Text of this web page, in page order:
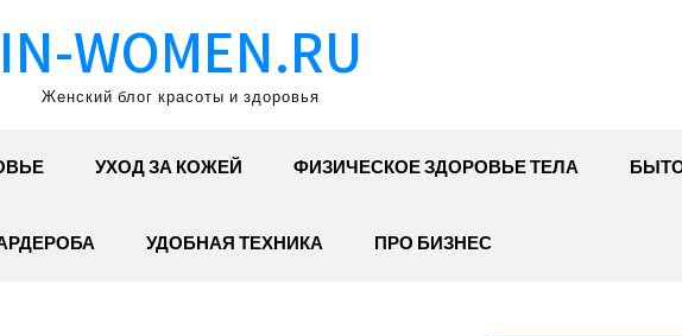
IN-WOMEN.RU
Женский блог красоты и здоровья
УХОД ЗА КОЖЕЙ ФИЗИЧЕСКОЕ ЗДОРОВЬЕ ТЕЛА
УДОБНАЯ ТЕХНИКА ПРО БИЗНЕС